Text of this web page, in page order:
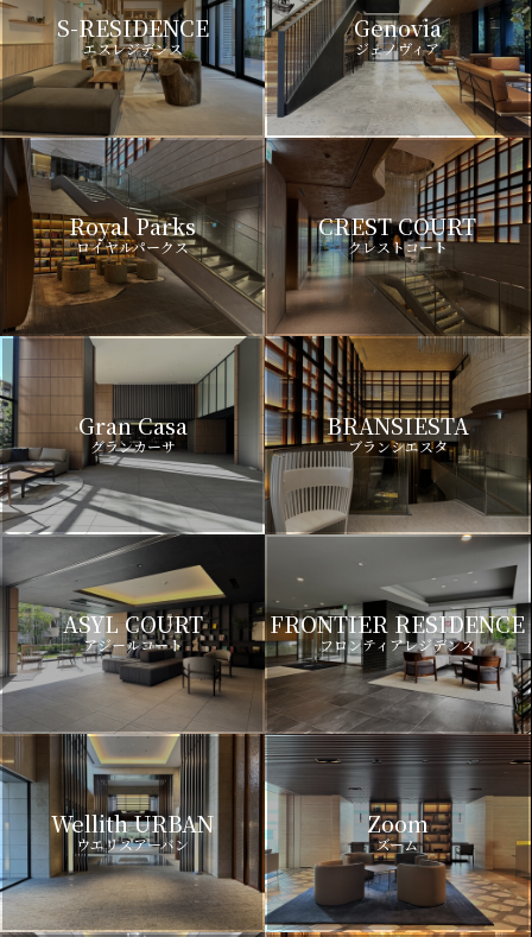
S-RESIDENCE
エスレジデンス
Genovia
ジェノヴィア
Royal Parks
ロイヤルパークス
CREST COURT
クレストコート
Gran Casa
グランカーサ
BRANSIESTA
ブランシエスタ
ASYL COURT
アジールコート
FRONTIER RESIDENCE
フロンティアレジデンス
Wellith URBAN
ウエリスアーバン
Zoom
ズーム